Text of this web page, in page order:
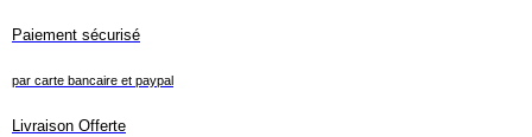
Paiement sécurisé
par carte bancaire et paypal
Livraison Offerte